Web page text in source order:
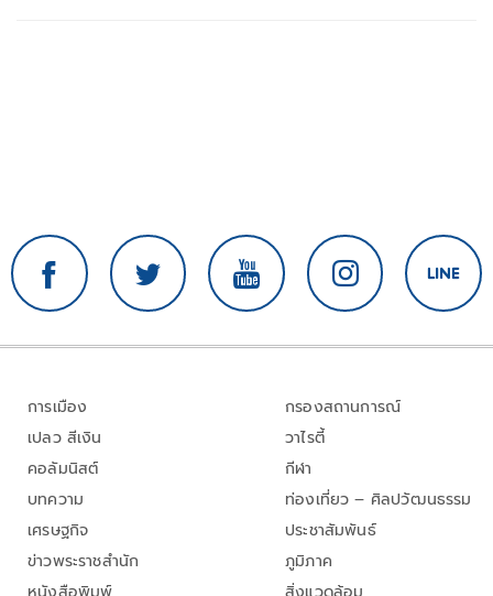
การเมือง
เปลว สีเงิน
คอลัมนิสต์
บทความ
เศรษฐกิจ
ข่าวพระราชสำนัก
กรองสถานการณ์
วาไรตี้
กีฬา
ท่องเที่ยว – ศิลปวัฒนธรรม
ประชาสัมพันธ์
ภูมิภาค